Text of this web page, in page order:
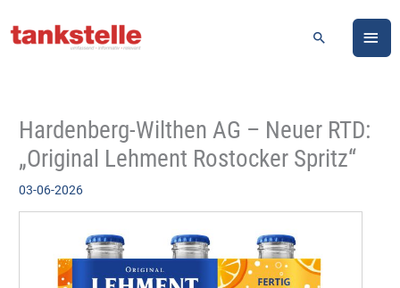
Inhalt
Suchen
Hardenberg-Wilthen AG – Neuer RTD:
„Original Lehment Rostocker Spritz“
03-06-2026